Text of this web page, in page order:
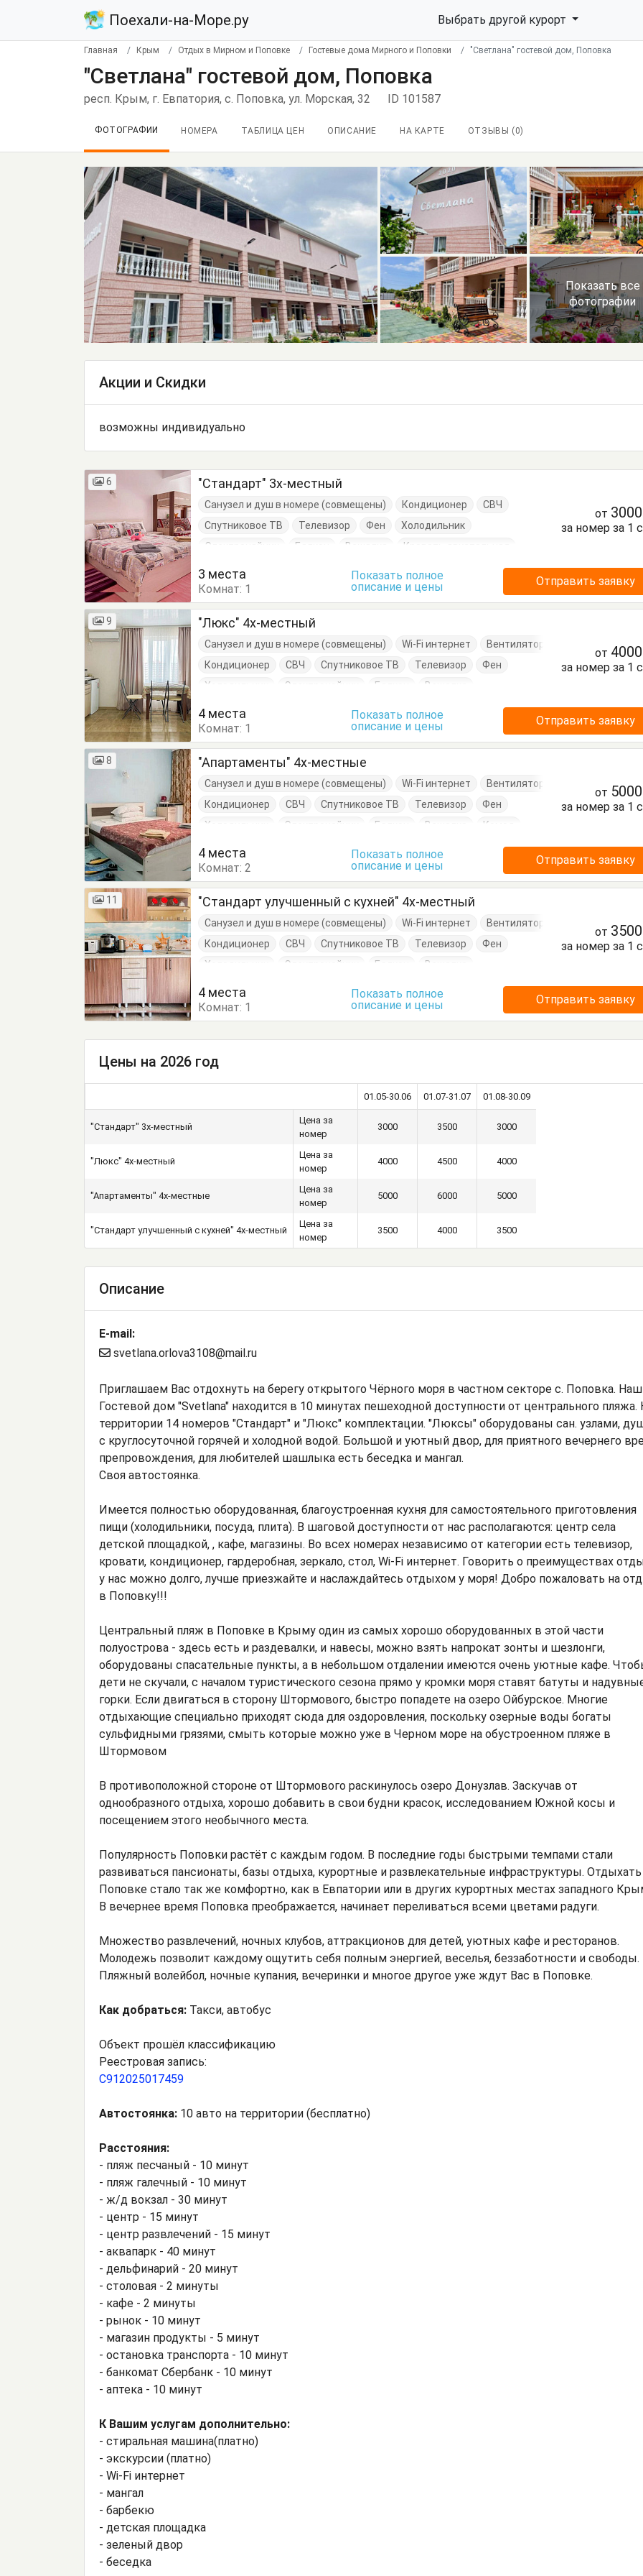
Поехали-на-Море.ру Выбрать другой курорт
Главная Крым Отдых в Мирном и Поповке Гостевые дома Мирного и Поповки "Светлана" гостевой дом, Поповка
"Светлана" гостевой дом, Поповка
респ. Крым, г. Евпатория, с. Поповка, ул. Морская, 32 ID 101587
ФОТОГРАФИИ НОМЕРА ТАБЛИЦА ЦЕН ОПИСАНИЕ НА КАРТЕ ОТЗЫВЫ ( 0)
Показать все
фотографии
Акции и Скидки
возможны индивидуально
6 "Стандарт" 3х-местный
Санузел и душ в номере (совмещены) Кондиционер
СВЧ
Спутниковое ТВ
Телевизор Фен
Холодильник
Электрочайник
Балкон Вешалка
Кровать двуспальная
Стулья
Тумбочки
от 3000
за номер за 1
3 места
Комнат: 1
Показать полное
описание и цены
Отправить заявку
9 "Люкс" 4х-местный
Санузел и душ в номере (совмещены) Wi-Fi интернет
Вентилятор
Кондиционер
СВЧ Спутниковое ТВ Телевизор
Фен
Холодильник
Электрочайник Балкон
Вешалка
Кухонный стол
Обеденный стол
Стол Стулья Тумбочки
от 4000
за номер за 1
4 места
Комнат: 1
Показать полное
описание и цены
Отправить заявку
8 "Апартаменты" 4х-местные
Санузел и душ в номере (совмещены) Wi-Fi интернет
Вентилятор
Кондиционер
СВЧ Спутниковое ТВ Телевизор
Фен
Холодильник
Электрочайник Балкон Вешалка
Комод
Кухонный стол
Обеденный стол
Стол Стулья Тумбочки
от 5000
за номер за 1
4 места
Комнат:2
Показать полное
описание и цены
Отправить заявку
11 "Стандарт улучшенный с кухней" 4х-местный
Санузел и душ в номере (совмещены) Wi-Fi интернет
Вентилятор
Кондиционер
СВЧ Спутниковое ТВ Телевизор
Фен
Холодильник
Электрочайник Балкон
Вешалка
Кухонный стол
Обеденный стол
Стол Стулья Тумбочки
от 3500
за номер за 1
4 места
Комнат: 1
Показать полное
описание и цены
Отправить заявку
Цены на 2026 год
01.05-30.06 01.07-31.07 01.08-30.09
"Стандарт" 3х-местный
Цена за
номер
3000 3500 3000
"Люкс" 4х-местный
Цена за
номер
4000 4500 4000
"Апартаменты" 4х-местные
Цена за
номер
5000 6000 5000
"Стандарт улучшенный с кухней" 4х-местный
Цена за
номер
3500 4000 3500
Описание
E-mail:
svetlana.orlova3108@mail.ru
Приглашаем Вас отдохнуть на берегу открытого Чёрного моря в частном секторе с. Поповка. Наш
Гостевой дом "Svetlana" находится в 10 минутах пешеходной доступности от центрального пляжа.
территории 14 номеров "Стандарт" и "Люкс" комплектации. "Люксы" оборудованы сан. узлами,
с круглосуточной горячей и холодной водой. Большой и уютный двор, для приятного вечернего
препровождения, для любителей шашлыка есть беседка и мангал.
Своя автостоянка.
Имеется полностью оборудованная, благоустроенная кухня для самостоятельного приготовления
пищи (холодильники, посуда, плита). В шаговой доступности от нас располагаются: центр села
детской площадкой, , кафе, магазины. Во всех номерах независимо от категории есть телевизор,
кровати, кондиционер, гардеробная, зеркало, стол, Wi-Fi интернет. Говорить о преимуществах
у нас можно долго, лучше приезжайте и наслаждайтесь отдыхом у моря! Добро пожаловать на
в Поповку!!!
Центральный пляж в Поповке в Крыму один из самых хорошо оборудованных в этой части
полуострова - здесь есть и раздевалки, и навесы, можно взять напрокат зонты и шезлонги,
оборудованы спасательные пункты, а в небольшом отдалении имеются очень уютные кафе.
дети не скучали, с началом туристического сезона прямо у кромки моря ставят батуты и
горки. Если двигаться в сторону Штормового, быстро попадете на озеро Ойбурское. Многие
отдыхающие специально приходят сюда для оздоровления, поскольку озерные воды богаты
сульфидными грязями, смыть которые можно уже в Черном море на обустроенном пляже в
Штормовом
В противоположной стороне от Штормового раскинулось озеро Донузлав. Заскучав от
однообразного отдыха, хорошо добавить в свои будни красок, исследованием Южной косы и
посещением этого необычного места.
Популярность Поповки растёт с каждым годом. В последние годы быстрыми темпами стали
развиваться пансионаты, базы отдыха, курортные и развлекательные инфраструктуры.
Поповке стало так же комфортно, как в Евпатории или в других курортных местах западного
В вечернее время Поповка преображается, начинает переливаться всеми цветами радуги.
Множество развлечений, ночных клубов, аттракционов для детей, уютных кафе и ресторанов.
Молодежь позволит каждому ощутить себя полным энергией, веселья, беззаботности и свободы.
Пляжный волейбол, ночные купания, вечеринки и многое другое уже ждут Вас в Поповке.
Как добраться: Такси, автобус
Объект прошёл классификацию
Реестровая запись:
С912025017459
Автостоянка: 10 авто на территории (бесплатно)
Расстояния:
- пляж песчаный - 10 минут
- пляж галечный - 10 минут
- ж/д вокзал - 30 минут
- центр - 15 минут
- центр развлечений - 15 минут
- аквапарк - 40 минут
- дельфинарий - 20 минут
- столовая - 2 минуты
- кафе - 2 минуты
- рынок - 10 минут
- магазин продукты - 5 минут
- остановка транспорта - 10 минут
- банкомат Сбербанк - 10 минут
- аптека - 10 минут
К Вашим услугам дополнительно:
- стиральная машина(платно)
- экскурсии (платно)
- Wi-Fi интернет
- мангал
- барбекю
- детская площадка
- зеленый двор
- беседка